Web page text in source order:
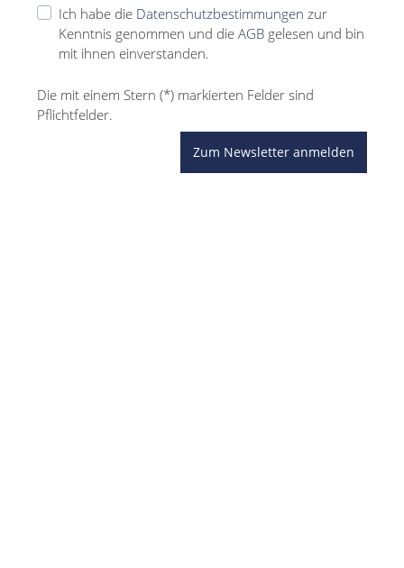
Ich habe die Datenschutzbestimmungen zur
Kenntnis genommen und die AGB gelesen und bin
mit ihnen einverstanden.
Die mit einem Stern (*) markierten Felder sind
Pflichtfelder.
Zum Newsletter anmelden